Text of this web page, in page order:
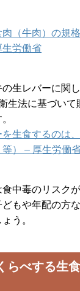
（牛肉）の規
生労働省
生レバーに関
生法に基づいて
生食するのは
等） – 厚生労働
中毒のリスク
もや年配の方
う。
らべする生